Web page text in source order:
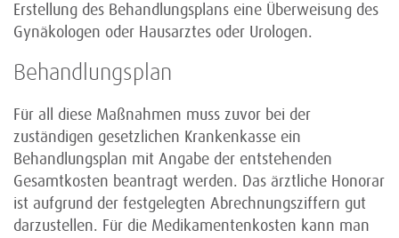
Erstellung des Behandlungsplans eine Überweisung des
Gynäkologen oder Hausarztes oder Urologen.
Behandlungsplan
Für all diese Maßnahmen muss zuvor bei der
zuständigen gesetzlichen Krankenkasse ein
Behandlungsplan mit Angabe der entstehenden
Gesamtkosten beantragt werden. Das ärztliche Honorar
ist aufgrund der festgelegten Abrechnungsziffern gut
darzustellen. Für die Medikamentenkosten kann man